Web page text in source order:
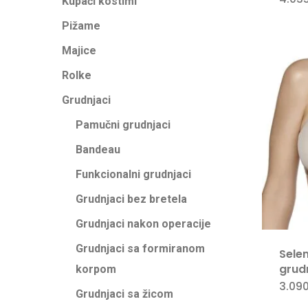
Pižame
Majice
Rolke
Grudnjaci
Pamučni grudnjaci
Bandeau
Funkcionalni grudnjaci
Grudnjaci bez bretela
Grudnjaci nakon operacije
Grudnjaci sa formiranom
korpom
Grudnjaci sa žicom